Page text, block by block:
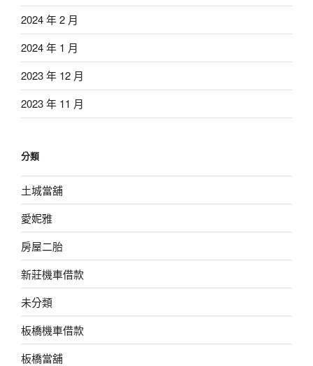
2024 年 2 月
2024 年 1 月
2023 年 12 月
2023 年 11 月
分類
土城當舖
愛妮雅
房屋二胎
新莊機車借款
未分類
板橋機車借款
板橋當舖